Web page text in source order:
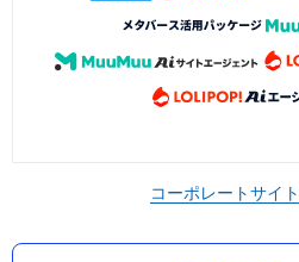
コーポレートサイト